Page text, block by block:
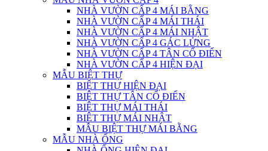
NHÀ VƯỜN CẤP 4 MÁI BẰNG
NHÀ VƯỜN CẤP 4 MÁI THÁI
NHÀ VƯỜN CẤP 4 MÁI NHẬT
NHÀ VƯỜN CẤP 4 GÁC LỬNG
NHÀ VƯỜN CẤP 4 TÂN CỔ ĐIỂN
NHÀ VƯỜN CẤP 4 HIỆN ĐẠI
MẪU BIỆT THỰ
BIỆT THỰ HIỆN ĐẠI
BIỆT THỰ TÂN CỔ ĐIỂN
BIỆT THỰ MÁI THÁI
BIỆT THỰ MÁI NHẬT
MẪU BIỆT THỰ MÁI BẰNG
MẪU NHÀ ỐNG